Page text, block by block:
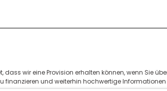
wir eine Provision erhalten können, wenn Sie
finanzieren und weiterhin hochwertige